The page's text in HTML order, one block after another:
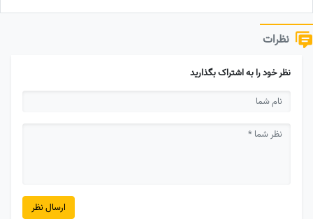
نظرات
نظر خود را به اشتراک بگذارید
ارسال نظر